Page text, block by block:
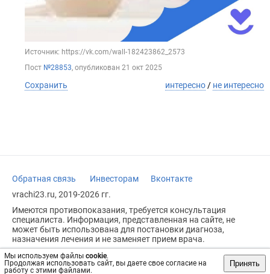
Мы используем файлы cookie.
Продолжая использовать сайт, вы даете свое согласие на
работу с этими файлами.
Принять
Источник: https://vk.com/wall-182423862_2573
Пост №28853, опубликован 21 окт 2025
Сохранить интересно / не интересно
Обратная связь Инвесторам
Вконтакте
vrachi23.ru, 2019-2026 гг.
Имеются противопоказания, требуется консультация
специалиста. Информация, представленная на сайте, не
может быть использована для постановки диагноза,
назначения лечения и не заменяет прием врача.
Возрастное ограничение: 18+